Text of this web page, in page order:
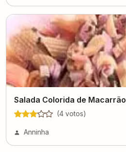
Salada Colorida de Macarrão
(4 votos)
Anninha